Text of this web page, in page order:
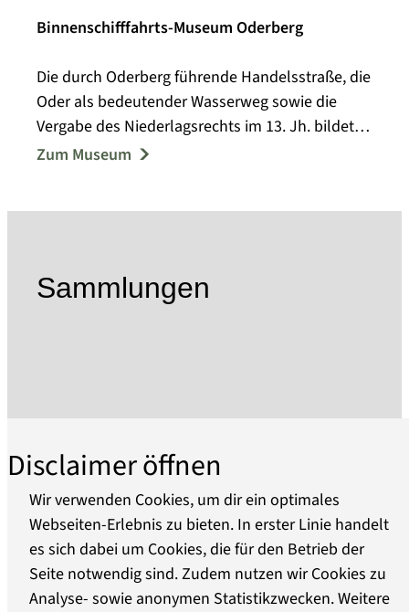
Binnenschifffahrts-Museum Oderberg
Die durch Oderberg führende Handelsstraße, die
Oder als bedeutender Wasserweg sowie die
Vergabe des Niederlagsrechts im 13. Jh. bildeten
die Grundlage regen Handels in der Region, von
Wirtschaft, wobei der Schiffbau in der zweiten
Hälfte des 19. Jh. besonders prosperierte.
Binnenschifffahrt im Odergebiet liegt. Die
technische Entwicklung der Schiffe des
Oderraumes und ihre Besonderheiten werden
an Hand von Modellen, Abbildungen und
Dokumenten dargestellt. Seit 1979 liegt der 1897
gebaute Seitenraddampfer RIESA an der Alten
Oder im Museumspark.
Zum Museum
Sammlungen
Über uns
Barrierefreiheit
Disclaimer öffnen
Wir verwenden Cookies, um dir ein optimales
Webseiten-Erlebnis zu bieten. In erster Linie handelt
es sich dabei um Cookies, die für den Betrieb der
Seite notwendig sind. Zudem nutzen wir Cookies zu
Analyse- sowie anonymen Statistikzwecken. Weitere